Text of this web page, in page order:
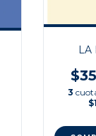
LA
3